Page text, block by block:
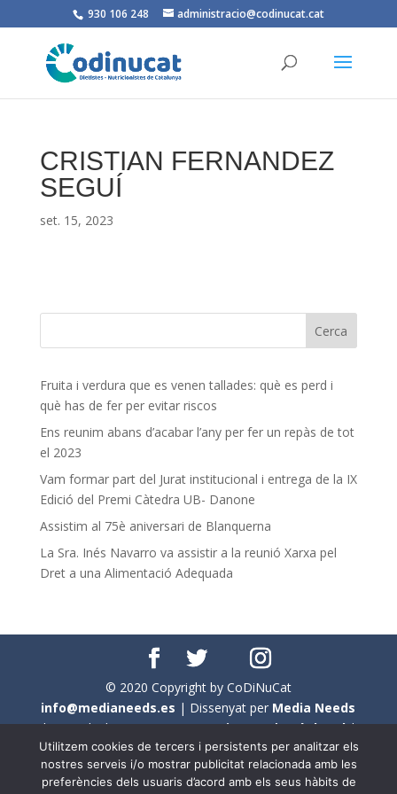
930 106 248 administracio@codinucat.cat
CRISTIAN FERNANDEZ
SEGUÍ
set. 15, 2023
Fruita i verdura que es venen tallades: què es perd i
què has de fer per evitar riscos
Ens reunim abans d’acabar l’any per fer un repàs de tot
el 2023
Vam formar part del Jurat institucional i entrega de la IX
Edició del Premi Càtedra UB- Danone
Assistim al 75è aniversari de Blanquerna
La Sra. Inés Navarro va assistir a la reunió Xarxa pel
Dret a una Alimentació Adequada
© 2020 Copyright by CoDiNuCat
info@medianeeds.es | Dissenyat per Media Needs
| Tots els drets reservats aCoDiNuCat |Avís legal|
Avís per cookies
En aquest web s'ha tingut en compte l'ús no sexista del
Utilitzem cookies de tercers i persistents per analitzar els
nostres serveis i/o mostrar publicitat relacionada amb les
preferències dels usuaris d’acord amb els seus hàbits de